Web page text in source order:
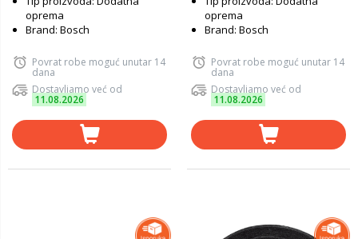
oprema
Brand: Bosch
Povrat robe moguć unutar 14
dana
Dostavljamo već od
11.08.2026
oprema
Brand: Bosch
Povrat robe moguć unutar 14
dana
Dostavljamo već od
11.08.2026